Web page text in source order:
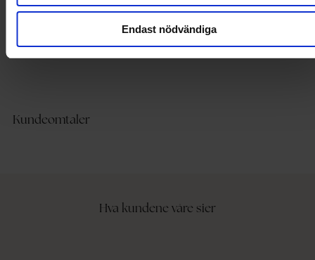
Endast nödvändiga
Kundeomtaler
Hva kundene våre sier